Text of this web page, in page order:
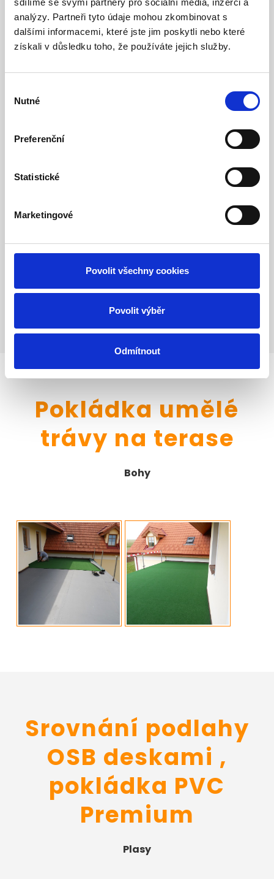
analýzy. Partneři tyto údaje mohou zkombinovat s
dalšími informacemi, které jste jim poskytli nebo které
získali v důsledku toho, že používáte jejich služby.
souhlasu
Nutné
Preferenční
Statistické
Marketingové
Povolit všechny cookies
Povolit výběr
Odmítnout
Pokládka koberce
Avenue,
vinylových dílců
obložení stěn
kobercem Salsa
Pokládka umělé
trávy na terase
Bohy
Srovnání podlahy
OSB deskami ,
pokládka PVC
Premium
Plasy